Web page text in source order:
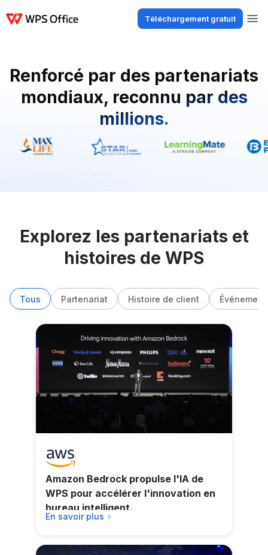
Téléchargement gratuit
Renforcé par des partenariats
mondiaux, reconnu par des
millions.
Explorez les partenariats et
histoires de WPS
Tous Partenariat Histoire de client
Amazon Bedrock propulse l'IA de
WPS pour accélérer l'innovation en
bureau intelligent.
En savoir plus